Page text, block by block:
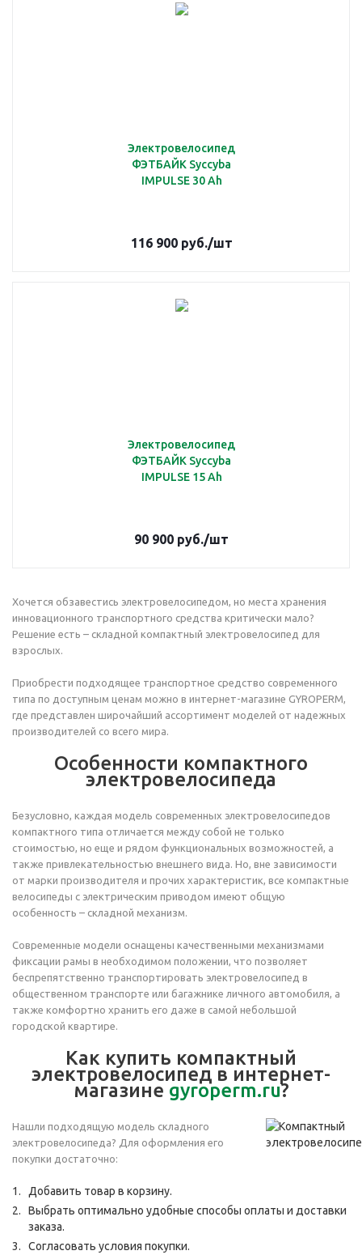
Электровелосипед
ФЭТБАЙК Syccyba
IMPULSE 30 Ah
116 900руб./шт
Электровелосипед
ФЭТБАЙК Syccyba
IMPULSE 15 Ah
90 900 руб./шт
Хочется обзавестись электровелосипедом, но места хранения
инновационного транспортного средства критически мало?
Решение есть – складной компактный электровелосипед для
взрослых.
Приобрести подходящее транспортное средство современного
типа по доступным ценам можно в интернет-магазине GYROPERM,
где представлен широчайший ассортимент моделей от надежных
производителей со всего мира.
Особенности компактного
электровелосипеда
Безусловно, каждая модель современных электровелосипедов
компактного типа отличается между собой не только
стоимостью, но еще и рядом функциональных возможностей, а
также привлекательностью внешнего вида. Но, вне зависимости
от марки производителя и прочих характеристик, все компактные
велосипеды с электрическим приводом имеют общую
особенность – складной механизм.
Современные модели оснащены качественными механизмами
фиксации рамы в необходимом положении, что позволяет
беспрепятственно транспортировать электровелосипед в
общественном транспорте или багажнике личного автомобиля, а
также комфортно хранить его даже в самой небольшой
городской квартире.
Как купить компактный
электровелосипед в интернет-
магазине gyroperm.ru?
Нашли подходящую модель складного
электровелосипеда? Для оформления его
покупки достаточно:
Добавить товар в корзину.
Выбрать оптимально удобные способы оплаты и доставки
заказа.
Согласовать условия покупки.